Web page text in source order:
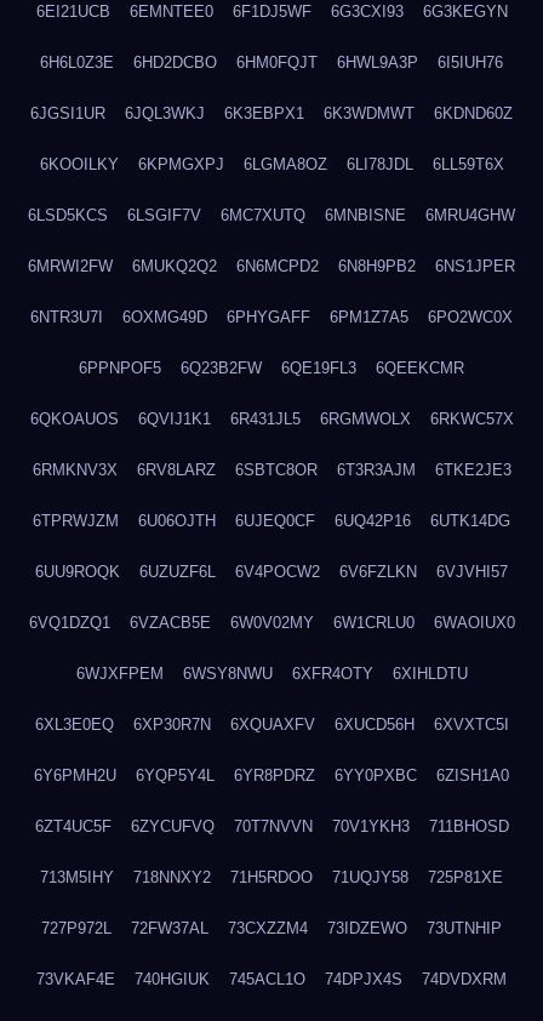
6EI21UCB 6EMNTEE0 6F1DJ5WF 6G3CXI93 6G3KEGYN
6H6L0Z3E 6HD2DCBO 6HM0FQJT 6HWL9A3P 6I5IUH76
6JGSI1UR 6JQL3WKJ 6K3EBPX1 6K3WDMWT 6KDND60Z
6KOOILKY 6KPMGXPJ 6LGMA8OZ 6LI78JDL 6LL59T6X
6LSD5KCS 6LSGIF7V 6MC7XUTQ 6MNBISNE 6MRU4GHW
6MRWI2FW 6MUKQ2Q2 6N6MCPD2 6N8H9PB2 6NS1JPER
6NTR3U7I 6OXMG49D 6PHYGAFF 6PM1Z7A5 6PO2WC0X
6PPNPOF5 6Q23B2FW 6QE19FL3 6QEEKCMR
6QKOAUOS 6QVIJ1K1 6R431JL5 6RGMWOLX 6RKWC57X
6RMKNV3X 6RV8LARZ 6SBTC8OR 6T3R3AJM 6TKE2JE3
6TPRWJZM 6U06OJTH 6UJEQ0CF 6UQ42P16 6UTK14DG
6UU9ROQK 6UZUZF6L 6V4POCW2 6V6FZLKN 6VJVHI57
6VQ1DZQ1 6VZACB5E 6W0V02MY 6W1CRLU0 6WAOIUX0
6WJXFPEM 6WSY8NWU 6XFR4OTY 6XIHLDTU
6XL3E0EQ 6XP30R7N 6XQUAXFV 6XUCD56H 6XVXTC5I
6Y6PMH2U 6YQP5Y4L 6YR8PDRZ 6YY0PXBC 6ZISH1A0
6ZT4UC5F 6ZYCUFVQ 70T7NVVN 70V1YKH3 711BHOSD
713M5IHY 718NNXY2 71H5RDOO 71UQJY58 725P81XE
727P972L 72FW37AL 73CXZZM4 73IDZEWO 73UTNHIP
73VKAF4E 740HGIUK 745ACL1O 74DPJX4S 74DVDXRM